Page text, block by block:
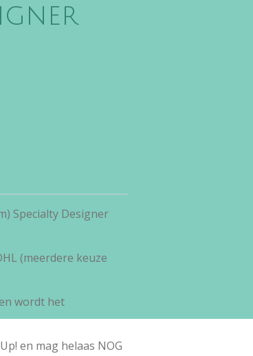
Specialty Designer
(meerdere keuze
wordt het
en mag helaas NOG